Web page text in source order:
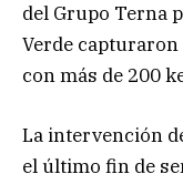
del Grupo Terna
Verde capturaron
con más de 200
La intervención
el último fin de